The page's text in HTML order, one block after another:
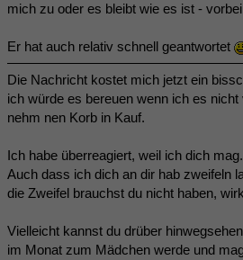
mich zu oder es bleibt wie es ist -
Er hat auch relativ schnell geantwortet
Die Nachricht kostet mich jetzt ein
ich würde es bereuen wenn ich es
nehm nen Korb in Kauf.
Ich habe überreagiert, weil ich dich
Auch dass ich dich an dir hab zweifeln
die Zweifel brauchst du nicht haben,
Vielleicht kannst du drüber
im Monat zum Mädchen werde und